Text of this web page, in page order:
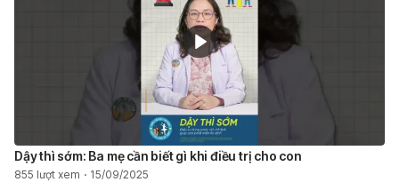
Dậy thì sớm: Ba mẹ cần biết gì khi điều trị cho con
855 lượt xem 15/09/2025